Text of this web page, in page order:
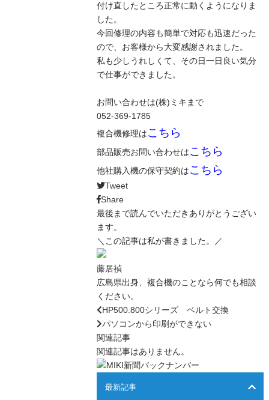
付け直したところ正常に動くようになりま
した。
今回修理の内容も簡単で対応も迅速だった
ので、お客様から大変感謝されました。
私も少しうれしくて、その日一日良い気分
で仕事ができました。
お問い合わせは(株)ミキまで
052-369-1785
複合機修理はこちら
部品販売お問い合わせはこちら
他社購入機の保守契約はこちら
Tweet
Share
最後まで読んでいただきありがとうござい
ます。
＼この記事は私が書きました。／
藤居禎
広島県出身、複合機のことなら何でも相談
ください。
HP500.800シリーズ ベルト交換
パソコンから印刷ができない
関連記事
関連記事はありません。
最新記事